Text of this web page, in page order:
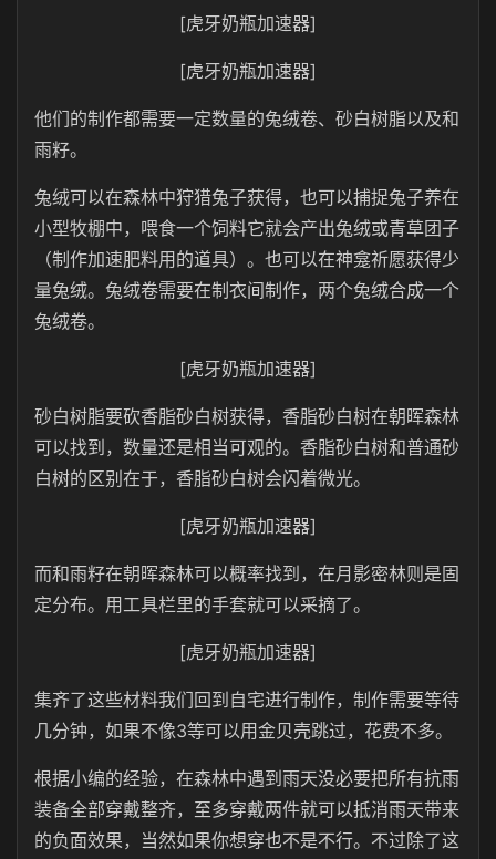
[虎牙奶瓶加速器]
[虎牙奶瓶加速器]
他们的制作都需要一定数量的兔绒卷、砂白树脂以及和
雨籽。
兔绒可以在森林中狩猎兔子获得，也可以捕捉兔子养在
小型牧棚中，喂食一个饲料它就会产出兔绒或青草团子
（制作加速肥料用的道具）。也可以在神龛祈愿获得少
量兔绒。兔绒卷需要在制衣间制作，两个兔绒合成一个
兔绒卷。
[虎牙奶瓶加速器]
砂白树脂要砍香脂砂白树获得，香脂砂白树在朝晖森林
可以找到，数量还是相当可观的。香脂砂白树和普通砂
白树的区别在于，香脂砂白树会闪着微光。
[虎牙奶瓶加速器]
而和雨籽在朝晖森林可以概率找到，在月影密林则是固
定分布。用工具栏里的手套就可以采摘了。
[虎牙奶瓶加速器]
集齐了这些材料我们回到自宅进行制作，制作需要等待
几分钟，如果不像3等可以用金贝壳跳过，花费不多。
根据小编的经验，在森林中遇到雨天没必要把所有抗雨
装备全部穿戴整齐，至多穿戴两件就可以抵消雨天带来
的负面效果，当然如果你想穿也不是不行。不过除了这